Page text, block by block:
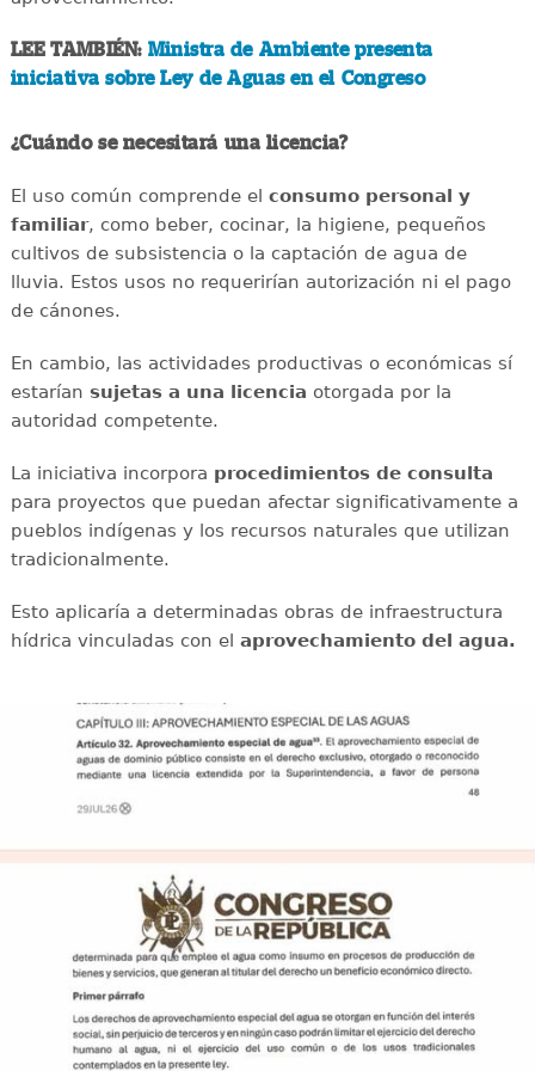
LEE TAMBIÉN: Ministra de Ambiente presenta
iniciativa sobre Ley de Aguas en el Congreso
¿Cuándo se necesitará una licencia?
El uso común comprende el consumo personal y
familiar, como beber, cocinar, la higiene, pequeños
cultivos de subsistencia o la captación de agua de
lluvia. Estos usos no requerirían autorización ni el pago
de cánones.
En cambio, las actividades productivas o económicas sí
estarían sujetas a una licencia otorgada por la
autoridad competente.
La iniciativa incorpora procedimientos de consulta
para proyectos que puedan afectar significativamente a
pueblos indígenas y los recursos naturales que utilizan
tradicionalmente.
Esto aplicaría a determinadas obras de infraestructura
hídrica vinculadas con el aprovechamiento del agua.